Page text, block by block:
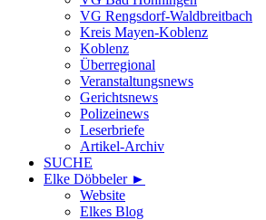
VG Rengsdorf-Waldbreitbach
Kreis Mayen-Koblenz
Koblenz
Überregional
Veranstaltungsnews
Gerichtsnews
Polizeinews
Leserbriefe
Artikel-Archiv
SUCHE
Elke Döbbeler ►
Website
Elkes Blog